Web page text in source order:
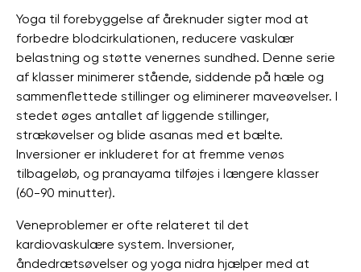
Yoga til forebyggelse af åreknuder sigter mod at
forbedre blodcirkulationen, reducere vaskulær
belastning og støtte venernes sundhed. Denne serie
af klasser minimerer stående, siddende på hæle og
sammenflettede stillinger og eliminerer maveøvelser. I
stedet øges antallet af liggende stillinger,
strækøvelser og blide asanas med et bælte.
Inversioner er inkluderet for at fremme venøs
tilbageløb, og pranayama tilføjes i længere klasser
(60-90 minutter).
Veneproblemer er ofte relateret til det
kardiovaskulære system. Inversioner,
åndedrætsøvelser og yoga nidra hjælper med at